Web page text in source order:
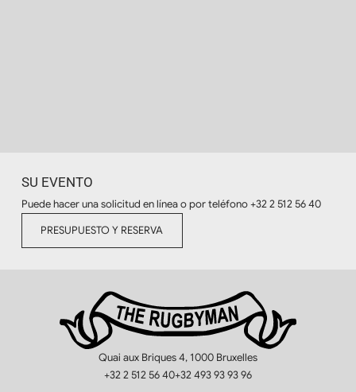
SU EVENTO
Puede hacer una solicitud en línea o por teléfono+32 2 512 56 40
PRESUPUESTO Y RESERVA
Quai aux Briques 4, 1000 Bruxelles
+32 2 512 56 40+32 493 93 93 96